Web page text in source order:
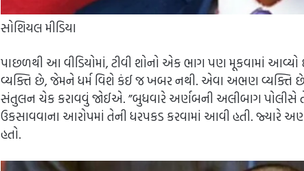
સોશિયલ મીડિયા
પાછળથી આ વીડિયોમાં, ટીવી શોનો એક ભાગ પણ મૂકવામાં
વ્યક્તિ છે, જેમને ધર્મ વિશે કંઈ જ ખબર નથી. એવા અભણ વ્યક્તિ
સંતુલન ચેક કરાવવું જોઈએ. ”બુધવારે અર્ણબની અલીબાગ પોલીસે
ઉકસાવવાના આરોપમાં તેની ધરપકડ કરવામાં આવી હતી. જ્યારે
હતો.